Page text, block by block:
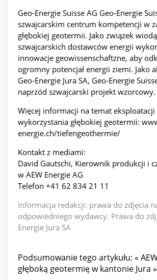
Geo-Energie Suisse AG Geo-Energie
szwajcarskim centrum kompetencji w
głębokiej geotermii. Jako związek
szwajcarskich dostawców energii
innowacje geowissenschaftzne, aby
ogromny potencjał energii ziemi. Jako
Geo-Energie Jura SA, Geo-Energie
naprzód szwajcarski projekt wzorcowy.
Więcej informacji na temat eksploatacji
wykorzystania głębokiej geotermii:
energie.ch/tiefengeothermie/
Kontakt z mediami:
David Gautschi, Kierownik produkcji i
w AEW Energie AG
Telefon +41 62 834 21 11
Informacja redakcji: prawa do zdjęcia
odpowiedniego wydawcy. Prawa do
Energie Jura SA
Podsumowanie tego artykułu: «
głęboką geotermię w kantonie Jura »